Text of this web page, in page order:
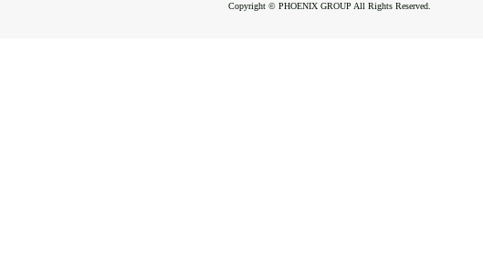
Copyright © PHOENIX GROUP All Rights Reserved.